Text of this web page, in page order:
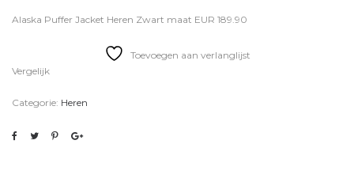
Alaska Puffer Jacket Heren Zwart maat EUR 189.90
Toevoegen aan verlanglijst
Vergelijk
Categorie: Heren